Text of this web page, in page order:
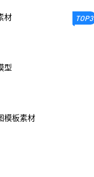
材
型
模板素材
TOP3